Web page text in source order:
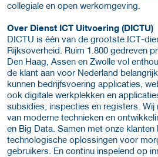
collegiale en open werkomgeving.
Over Dienst ICT Uitvoering (DICTU)
DICTU is één van de grootste ICT-
Rijksoverheid. Ruim 1.800 gedreven
Den Haag, Assen en Zwolle vol
de klant aan voor Nederland
kunnen bedrijfsvoering applicaties,
ook digitale werkplekken en
subsidies, inspecties en registers. Wij
van moderne technieken en
en Big Data. Samen met onze klanten
technologische oplossingen voor
gebruikers. En continu inspelend op